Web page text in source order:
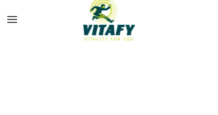
Overslaan en naar de inhoud gaan